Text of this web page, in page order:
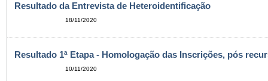
Resultado da Entrevista de Heteroidentificação
18/11/2020
Resultado 1ª Etapa - Homologação das Inscrições, pós
10/11/2020